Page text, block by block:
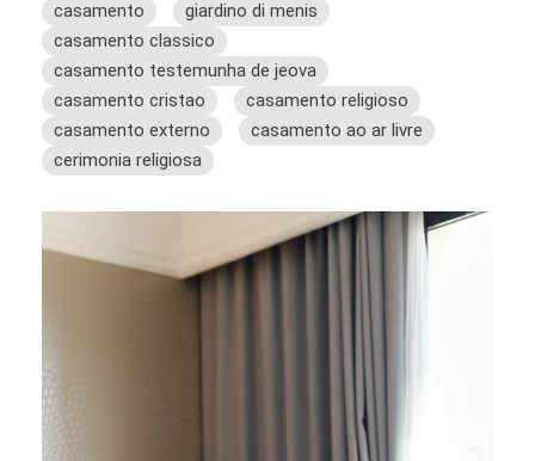
casamento
giardino di menis
casamento classico
casamento testemunha de jeova
casamento cristao
casamento religioso
casamento externo
casamento ao ar livre
cerimonia religiosa